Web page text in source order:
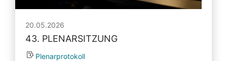
20.05.2026
43. PLENARSITZUNG
Plenarprotokoll